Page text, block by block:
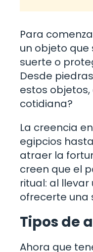
Para
un objeto que
suerte o
Desde
estos
cotidiana?
La creencia
egipcios
atraer la
creen que el
ritual: al
ofrecerte una
Tipos de
Ahora que